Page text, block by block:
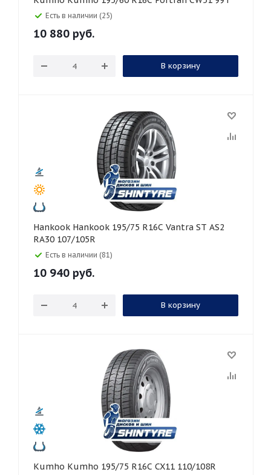
Есть в наличии (25)
10 880 руб.
В корзину
Hankook Hankook 195/75 R16C Vantra ST AS2
RA30 107/105R
Есть в наличии (81)
10 940 руб.
В корзину
Kumho Kumho 195/75 R16C CX11 110/108R